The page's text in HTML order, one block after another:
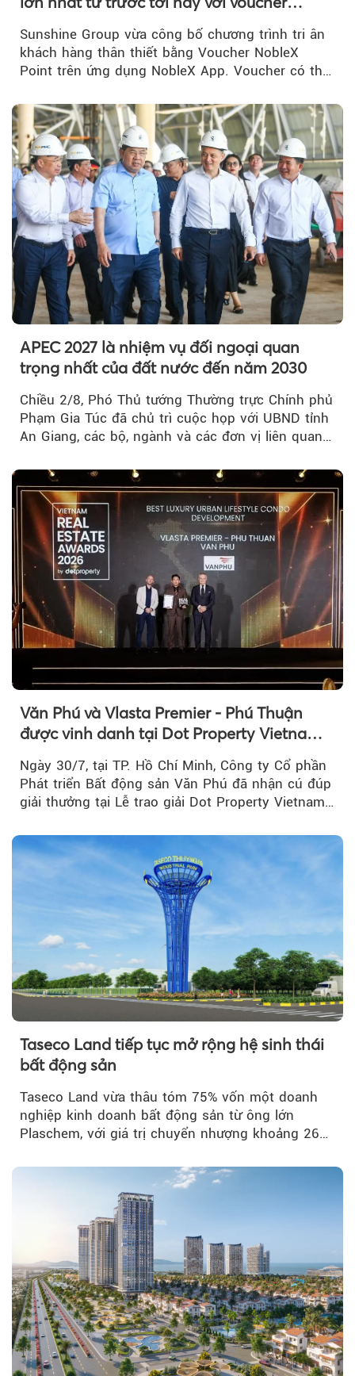
Sunshine Group vừa công bố chương trình tri ân
khách hàng thân thiết bằng Voucher NobleX
Point trên ứng dụng NobleX App. Voucher có thể
APEC 2027 là nhiệm vụ đối ngoại quan
trọng nhất của đất nước đến năm 2030
Chiều 2/8, Phó Thủ tướng Thường trực Chính phủ
Phạm Gia Túc đã chủ trì cuộc họp với UBND tỉnh
An Giang, các bộ, ngành và các đơn vị liên quan
Văn Phú và Vlasta Premier - Phú Thuận
được vinh danh tại Dot Property Vietnam
Real Estate Awards 2026
Ngày 30/7, tại TP. Hồ Chí Minh, Công ty Cổ phần
Phát triển Bất động sản Văn Phú đã nhận cú đúp
giải thưởng tại Lễ trao giải Dot Property Vietnam
Taseco Land tiếp tục mở rộng hệ sinh thái
bất động sản
Taseco Land vừa thâu tóm 75% vốn một doanh
nghiệp kinh doanh bất động sản từ ông lớn
Plaschem, với giá trị chuyển nhượng khoảng 262